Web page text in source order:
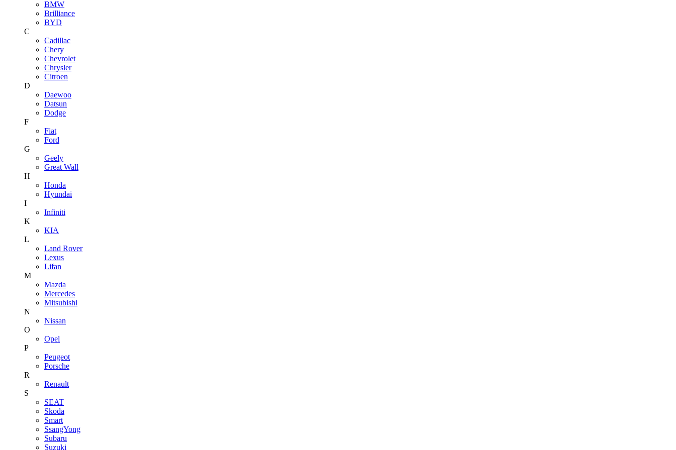
BMW
Brilliance
BYD
C
Cadillac
Chery
Chevrolet
Chrysler
Citroen
D
Daewoo
Datsun
Dodge
F
Fiat
Ford
G
Geely
Great Wall
H
Honda
Hyundai
I
Infiniti
K
KIA
L
Land Rover
Lexus
Lifan
M
Mazda
Mercedes
Mitsubishi
N
Nissan
O
Opel
P
Peugeot
Porsche
R
Renault
S
SEAT
Skoda
Smart
SsangYong
Subaru
Suzuki